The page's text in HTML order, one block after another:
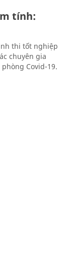
tính:
thi tốt nghiệp
chuyên gia
Covid-19.